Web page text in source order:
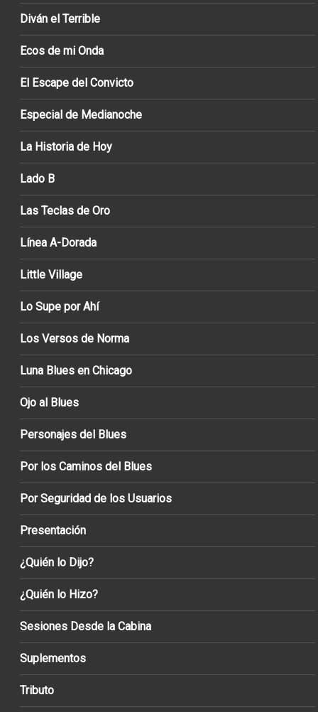
Diván el Terrible
Ecos de mi Onda
El Escape del Convicto
Especial de Medianoche
La Historia de Hoy
Lado B
Las Teclas de Oro
Línea A-Dorada
Little Village
Lo Supe por Ahí
Los Versos de Norma
Luna Blues en Chicago
Ojo al Blues
Personajes del Blues
Por los Caminos del Blues
Por Seguridad de los Usuarios
Presentación
¿Quién lo Dijo?
¿Quién lo Hizo?
Sesiones Desde la Cabina
Suplementos
Tributo